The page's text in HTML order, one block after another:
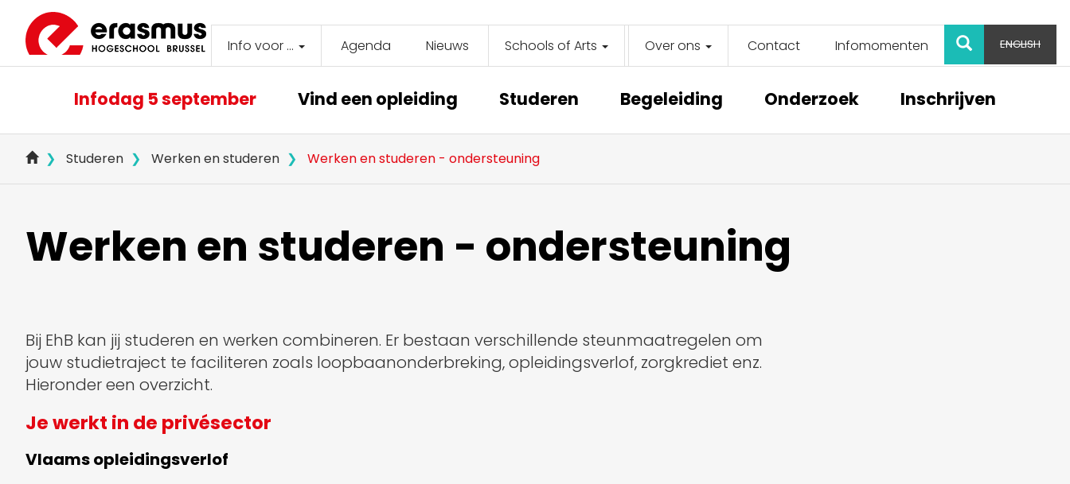
Overslaan
naar
Secondary
navigation
Info voor ... Agenda Nieuws Schools of Arts Over ons Contact Infomomenten ZOEK ENGLISH
Main
navigation
Infodag 5 september Vind een opleiding Studeren Begeleiding Onderzoek Inschrijven
Studeren Werken en studeren Werken en studeren - ondersteuning
Werken en studeren - ondersteuning
Bij EhB kan jij studeren en werken combineren. Er bestaan verschillende steunmaatregelen om
jouw studietraject te faciliteren zoals loopbaanonderbreking, opleidingsverlof, zorgkrediet enz.
Hieronder een overzicht.
Je werkt in de privésector
Vlaams opleidingsverlof